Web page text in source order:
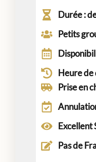
Durée :
Petits
Heure de
Prise en
Excellent
Pas de